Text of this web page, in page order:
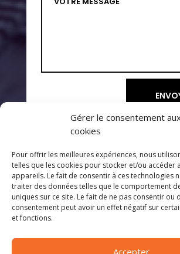
Gérer le consentement
cookies
Pour offrir les meilleures expériences, nous
telles que les cookies pour stocker et/ou accéder
appareils. Le fait de consentir à ces technologies
traiter des données telles que le comportement
uniques sur ce site. Le fait de ne pas consentir ou
consentement peut avoir un effet négatif sur
et fonctions.
Accepter
Accueil–Mentions Légales–